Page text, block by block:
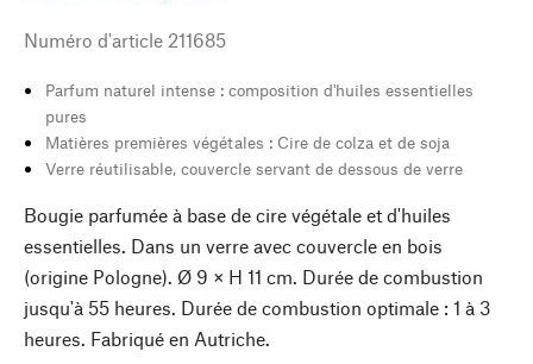
Numéro d'article 211685
Parfum naturel intense : composition d'huiles essentielles
pures
Matières premières végétales : Cire de colza et de soja
Verre réutilisable, couvercle servant de dessous de verre
Bougie parfumée à base de cire végétale et d'huiles
essentielles. Dans un verre avec couvercle en bois
(origine Pologne). Ø 9 × H 11 cm. Durée de combustion
jusqu'à 55 heures. Durée de combustion optimale : 1 à 3
heures. Fabriqué en Autriche.